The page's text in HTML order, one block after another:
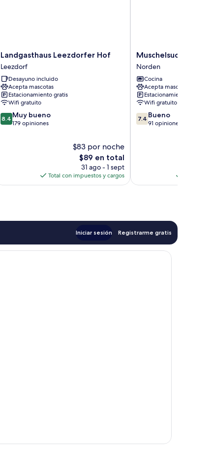
Landgasthaus
Leezdorfer
Hof
Leezdorf
Landgasthaus Leezdorfer Hof
Leezdorf
Desayuno incluido
Acepta mascotas
Estacionamiento gratis
Wifi gratuito
8.4
de
8.4 Muy bueno
179 opiniones
$83 por noche
El
precio
actual
es
$89 en total
31 ago - 1 sept
Total con impuestos y cargos
Muschelsucher
Norden
Muschelsucher
Norden
Cocina
Acepta mascotas
Estacionamiento gratis
Wifi gratuito
7.4
de
7.4 Bueno
91 opiniones
Iniciar sesión Registrarme gratis